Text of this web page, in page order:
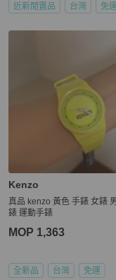
近新閒置品 台灣 免運
Kenzo
真品 kenzo 黃色 手錶 女錶
錶 運動手錶
MOP 1,363
全新品 台灣 免運